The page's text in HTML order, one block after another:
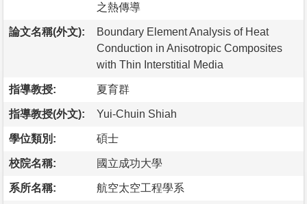
之熱傳導
論文名稱(外文):
Boundary Element Analysis of Heat
Conduction in Anisotropic Composites
with Thin Interstitial Media
指導教授: 夏育群
指導教授(外文): Yui-Chuin Shiah
學位類別: 碩士
校院名稱: 國立成功大學
系所名稱: 航空太空工程學系